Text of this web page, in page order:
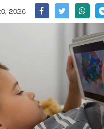
2026